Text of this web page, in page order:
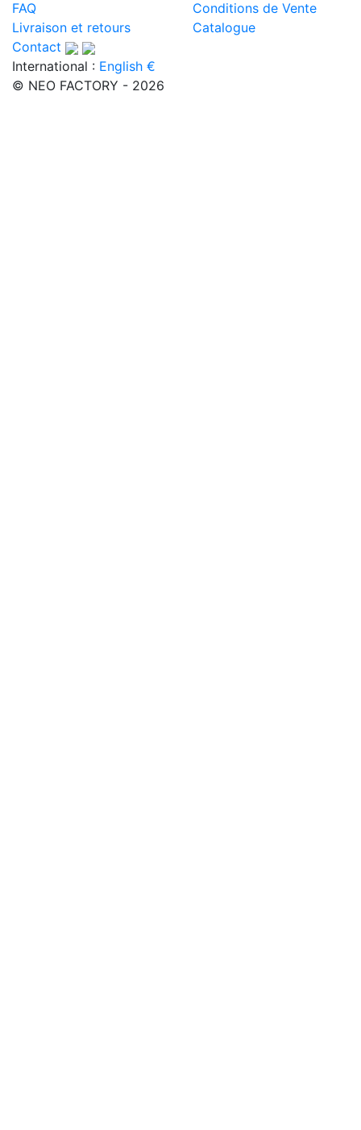
FAQ
Conditions de Vente
Livraison et retours
Catalogue
Contact
International : English €
© NEO FACTORY - 2026